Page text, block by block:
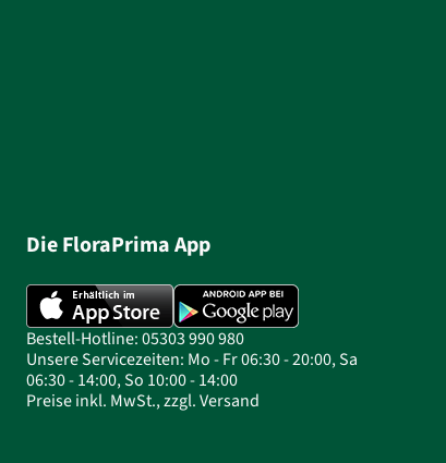
Die FloraPrima App
Bestell-Hotline: 05303 990 980
Unsere Servicezeiten: Mo - Fr 06:30 - 20:00, Sa
06:30 - 14:00, So 10:00 - 14:00
Preise inkl. MwSt., zzgl. Versand